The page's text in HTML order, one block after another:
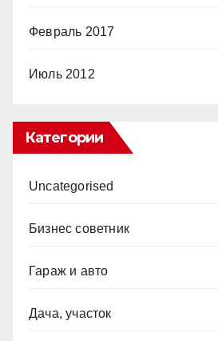
Февраль 2017
Июль 2012
Категории
Uncategorised
Бизнес советник
Гараж и авто
Дача, участок